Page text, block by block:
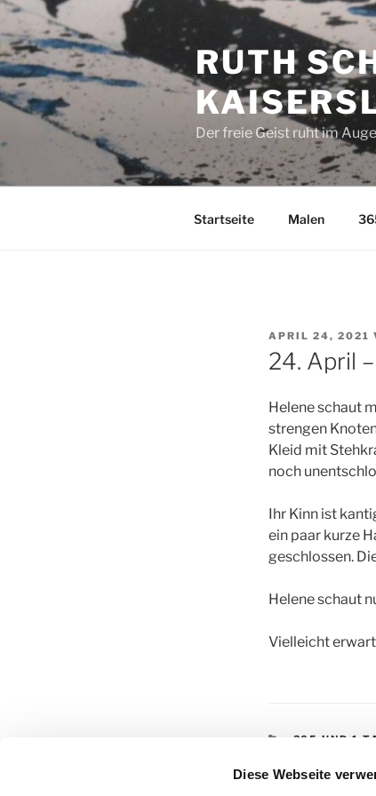
Diese Webseite
Zum
Inhalt
springen
RUTH
Der freie Geist ruht im
Startseite Malen
AM
APRIL 24, 2021
24. April
Helene schaut
strengen
Kleid mit
noch
Ihr Kinn ist
ein paar kurze
geschlossen.
Helene schaut
Vielleicht
KATEGORIEN
365 UND 1